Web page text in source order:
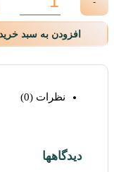
افزودن به سبد
نظرات (0)
دیدگاهها